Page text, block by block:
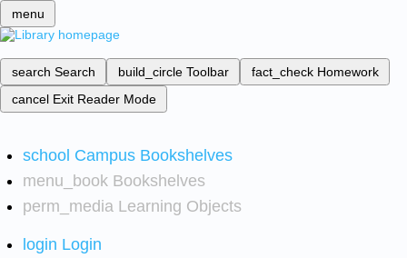
menu
search Search build_circle Toolbar fact_check Homework
cancel Exit Reader Mode
school Campus Bookshelves
menu_book Bookshelves
perm_media Learning Objects
login Login